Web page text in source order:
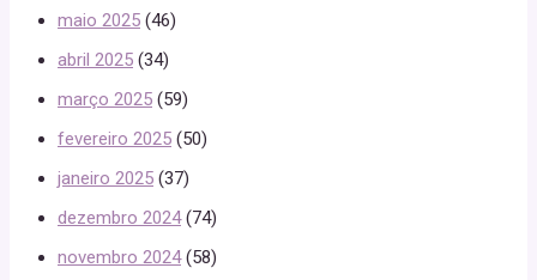
maio 2025 (46)
abril 2025 (34)
março 2025 (59)
fevereiro 2025 (50)
janeiro 2025 (37)
dezembro 2024(74)
novembro 2024(58)